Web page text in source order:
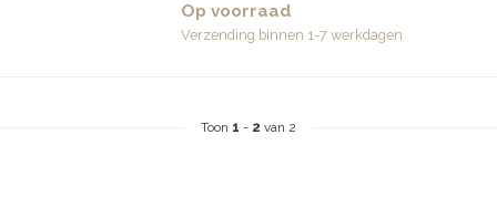
Op voorraad
Verzending binnen 1-7 werkdagen
Toon 1 - 2 van 2